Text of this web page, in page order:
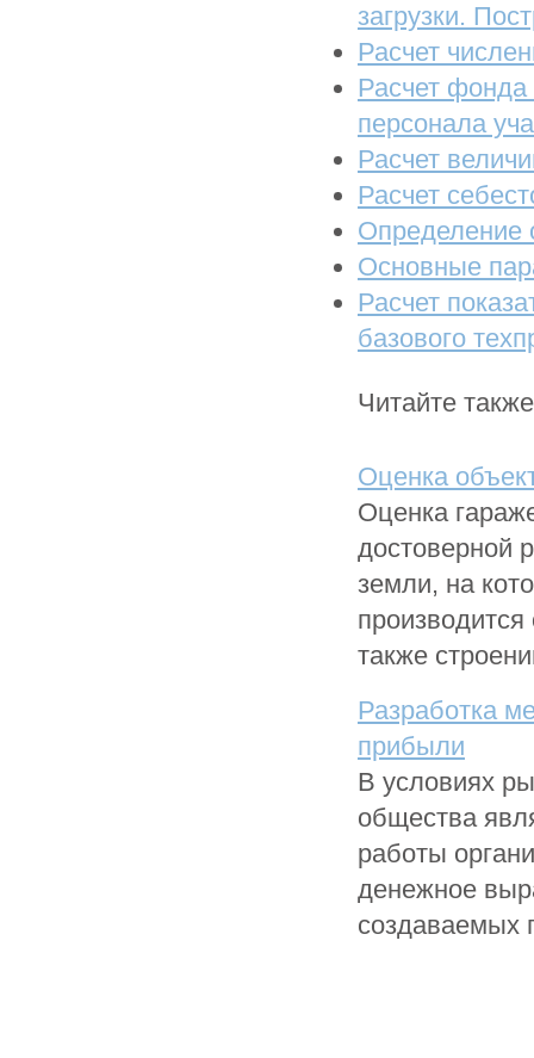
загрузки.
Расчет
Расчет
персонала
Расчет
Расчет
Определение
Основные
Расчет
базового
Читайте
Оценка
Оценка
достоверной
земли, на
также
Разработка
прибыли
В условиях
общества
работы
денежное
создаваемых